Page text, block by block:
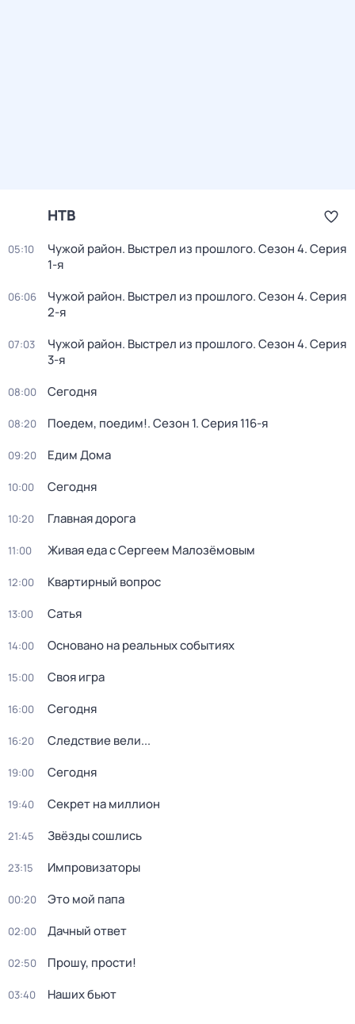
НТВ
05:10 Чужой район. Выстрел из прошлого. Сезон 4. Серия
1-я
06:06 Чужой район. Выстрел из прошлого. Сезон 4. Серия
2-я
07:03 Чужой район. Выстрел из прошлого. Сезон 4. Серия
3-я
08:00 Сегодня
08:20 Поедем, поедим!. Сезон 1. Серия 116-я
09:20 Едим Дома
10:00 Сегодня
10:20 Главная дорога
11:00 Живая еда с Сергеем Малозёмовым
12:00 Квартирный вопрос
13:00 Сатья
14:00 Основано на реальных событиях
15:00 Своя игра
16:00 Сегодня
16:20 Следствие вели...
19:00 Сегодня
19:40 Секрет на миллион
21:45 Звёзды сошлись
23:15 Импровизаторы
00:20 Это мой папа
02:00 Дачный ответ
02:50 Прошу, прости!
03:40 Наших бьют